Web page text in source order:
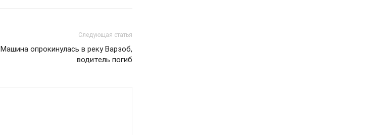
Следующая статья
Машина опрокинулась в реку Варзоб,
водитель погиб